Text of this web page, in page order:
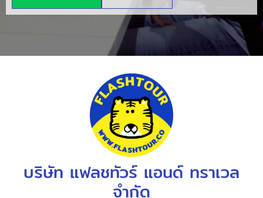
บริษัท แฟลชทัวร์ แอนด์ ทราเวล
จำกัด